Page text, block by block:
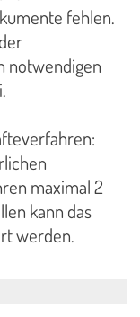
fehlen.
notwendigen
maximal 2
kann das
werden.